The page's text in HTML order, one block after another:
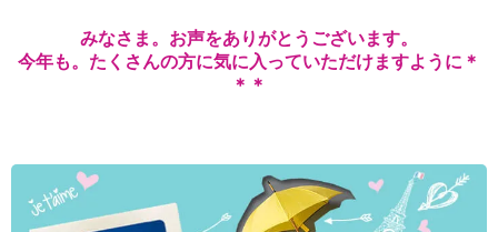
みなさま。お声をありがとうございます。
今年も。たくさんの方に気に入っていただけますように＊
＊＊